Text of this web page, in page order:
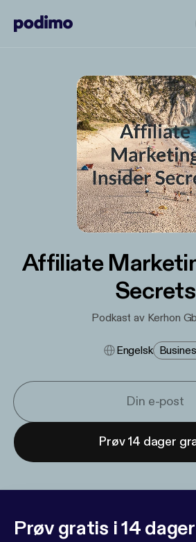
Affiliate
Secrets
Podkast av Kerhon
Engelsk
Prøv 14 dager
Prøv gratis i 14 dager